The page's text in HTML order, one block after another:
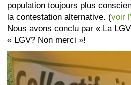
population toujours plus
la contestation alternative. (voir
Nous avons conclu par « La
« LGV? Non merci »!